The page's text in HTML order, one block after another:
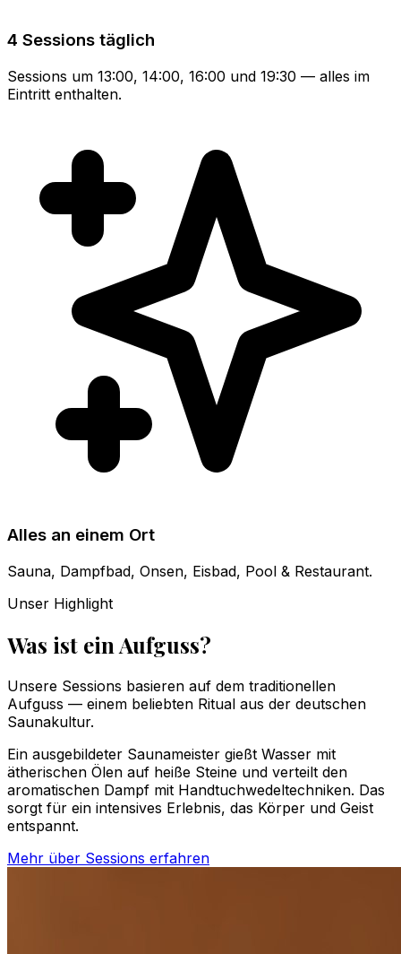
4 Sessions täglich
Sessions um 13:00, 14:00, 16:00 und 19:30 — alles im
Eintritt enthalten.
Alles an einem Ort
Sauna, Dampfbad, Onsen, Eisbad, Pool & Restaurant.
Unser Highlight
Was ist ein Aufguss?
Unsere Sessions basieren auf dem traditionellen
Aufguss — einem beliebten Ritual aus der deutschen
Saunakultur.
Ein ausgebildeter Saunameister gießt Wasser mit
ätherischen Ölen auf heiße Steine und verteilt den
aromatischen Dampf mit Handtuchwedeltechniken. Das
sorgt für ein intensives Erlebnis, das Körper und Geist
entspannt.
Mehr über Sessions erfahren